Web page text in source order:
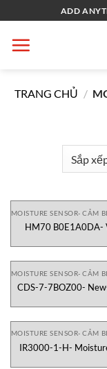
qua
nội
ADD
TRANG CHỦ /
MOISTURE SENSOR- CẢM
HM70 B0E1A0DA-
MOISTURE SENSOR- CẢM
CDS-7-7BOZ00-
MOISTURE SENSOR- CẢM
IR3000-1-H-